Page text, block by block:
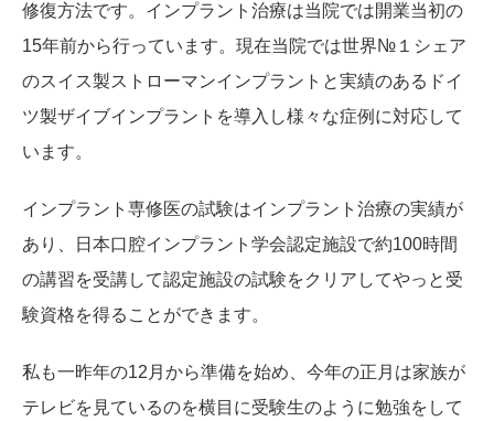
修復方法です。インプラント治療は当院では開業当初の
15年前から行っています。現在当院では世界№１シェア
のスイス製ストローマンインプラントと実績のあるドイ
ツ製ザイブインプラントを導入し様々な症例に対応して
います。
インプラント専修医の試験はインプラント治療の実績が
あり、日本口腔インプラント学会認定施設で約100時間
の講習を受講して認定施設の試験をクリアしてやっと受
験資格を得ることができます。
私も一昨年の12月から準備を始め、今年の正月は家族が
テレビを見ているのを横目に受験生のように勉強をして